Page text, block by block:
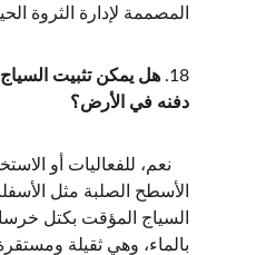
المصممة لإدارة الثروة
18. هل يمكن تثبيت
دفنه في الأرض؟
نعم، للفعاليات أو
الأسطح الصلبة مثل
السياج المؤقت بكتل
بالماء، وهي ثقيلة